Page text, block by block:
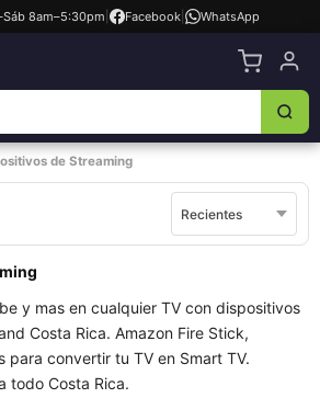
8am–5:30pm Facebook| WhatsApp
de Streaming
y mas en cualquier TV con dispositivos
Costa Rica. Amazon Fire Stick,
para convertir tu TV en Smart TV.
todo Costa Rica.